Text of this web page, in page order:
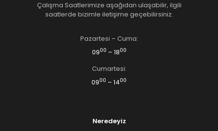
Çalışma Saatlerimize aşağıdan ulaşabilir, ilgili
saatlerde bizimle iletişime geçebilirsiniz.
Pazartesi – Cuma:
0900 – 1800
Cumartesi:
0900 – 1400
Neredeyiz